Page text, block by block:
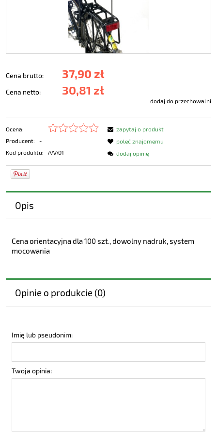
Cena brutto: 37,90 zł
Cena netto: 30,81 zł
dodaj do przechowalni
Ocena:
Producent:
-
Kod produktu:
AAA01
zapytaj o produkt
poleć znajomemu
dodaj opinię
Opis
Cena orientacyjna dla 100 szt., dowolny nadruk, system
mocowania
Opinie o produkcie (0)
Imię lub pseudonim:
Twoja opinia: